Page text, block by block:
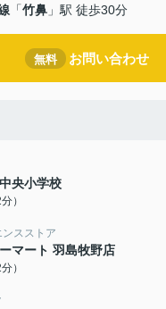
「竹鼻 」駅 徒歩30分
無料 お問い合わせ
央小学校
）
ンスストア
マート 羽島牧野店
）